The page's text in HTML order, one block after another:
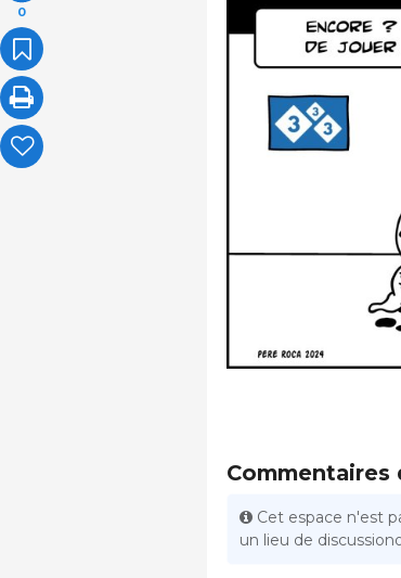
0
Commentaires
Cet espace n'est
un lieu de